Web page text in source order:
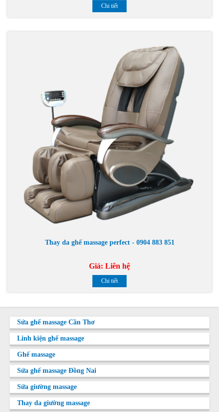
Chi tiết
Thay da ghế massage perfect - 0904 883 851
Giá: Liên hệ
Chi tiết
Sửa ghế massage Cần Thơ
Linh kiện ghế massage
Ghế massage
Sửa ghế massage Đồng Nai
Sửa giường massage
Thay da giường massage